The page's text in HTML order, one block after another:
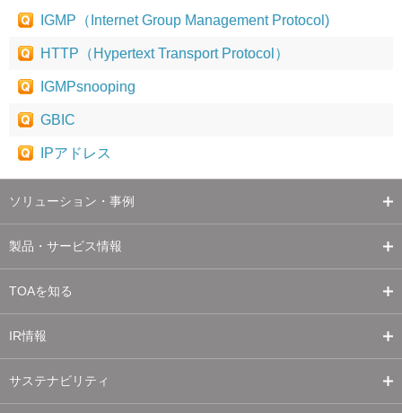
IGMP（Internet Group Management Protocol)
HTTP（Hypertext Transport Protocol）
IGMPsnooping
GBIC
IPアドレス
ソリューション・事例
製品・サービス情報
TOAを知る
IR情報
サステナビリティ